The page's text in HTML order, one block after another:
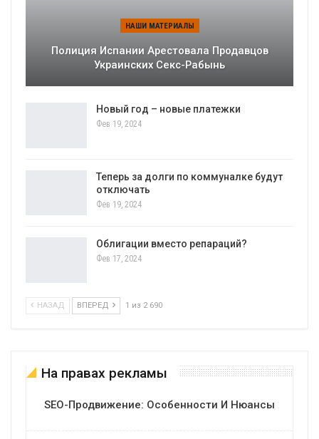
НАШИ МАТЕРИАЛЫ
Полиция Испании Арестовала Продавцов
Украинских Секс-Рабынь
Новый год – новые платежки
Фев 19, 2024
Теперь за долги по коммуналке будут
отключать
Фев 19, 2024
Облигации вместо репараций?
Фев 17, 2024
НАЗАД ВПЕРЕД 1 из 2 690
На правах рекламы
SEO-Продвижение: Особенности И Нюансы